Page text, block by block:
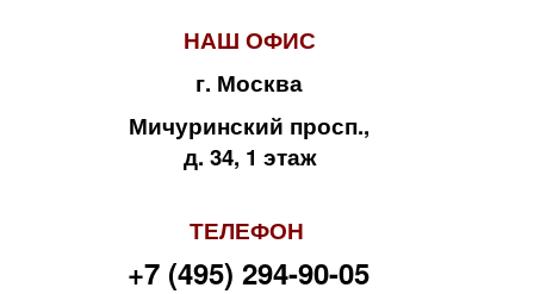
НАШ ОФИС
г. Москва
Мичуринский просп.,
д. 34, 1 этаж
ТЕЛЕФОН
+7 (495) 294-90-05